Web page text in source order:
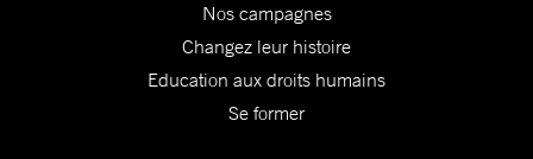
Nos campagnes
Changez leur histoire
Education aux droits humains
Se former